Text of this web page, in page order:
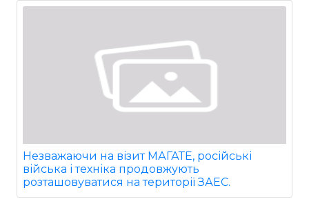
Незважаючи на візит МАГАТЕ, російські
війська і техніка продовжують
розташовуватися на території ЗАЕС.